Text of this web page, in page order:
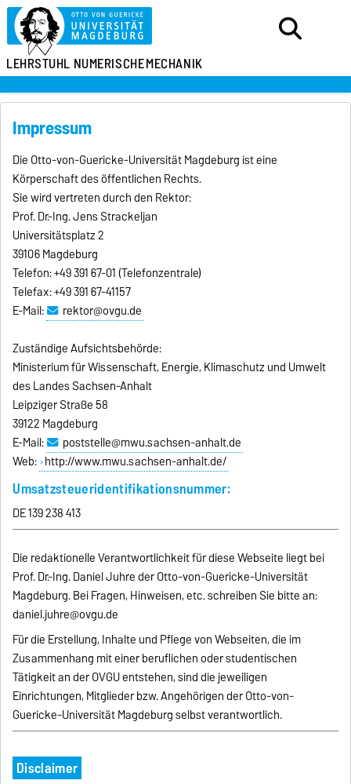
LEHRSTUHL NUMERISCHEMECHANIK
Impressum
Die Otto-von-Guericke-Universität Magdeburg ist eine
Körperschaft des öffentlichen Rechts.
Sie wird vertreten durch den Rektor:
Prof. Dr.-Ing. Jens Strackeljan
Universitätsplatz 2
39106 Magdeburg
Telefon: +49 391 67-01 (Telefonzentrale)
Telefax: +49 391 67-41157
E-Mail:
rektor@ovgu.de
Zuständige Aufsichtsbehörde:
Ministerium für Wissenschaft, Energie, Klimaschutz und Umwelt
des Landes Sachsen-Anhalt
Leipziger Straße 58
39122 Magdeburg
E-Mail:
poststelle@mwu.sachsen-anhalt.de
Web: http://www.mwu.sachsen-anhalt.de/
Umsatzsteueridentifikationsnummer:
DE 139 238 413
Die redaktionelle Verantwortlichkeit für diese Webseite liegt bei
Prof. Dr.-Ing. Daniel Juhre der Otto-von-Guericke-Universität
Magdeburg. Bei Fragen, Hinweisen, etc. schreiben Sie bitte an:
daniel.juhre@ovgu.de
Für die Erstellung, Inhalte und Pflege von Webseiten, die im
Zusammenhang mit einer beruflichen oder studentischen
Tätigkeit an der OVGU entstehen, sind die jeweiligen
Einrichtungen, Mitglieder bzw. Angehörigen der Otto-von-
Guericke-Universität Magdeburg selbst verantwortlich.
Disclaimer